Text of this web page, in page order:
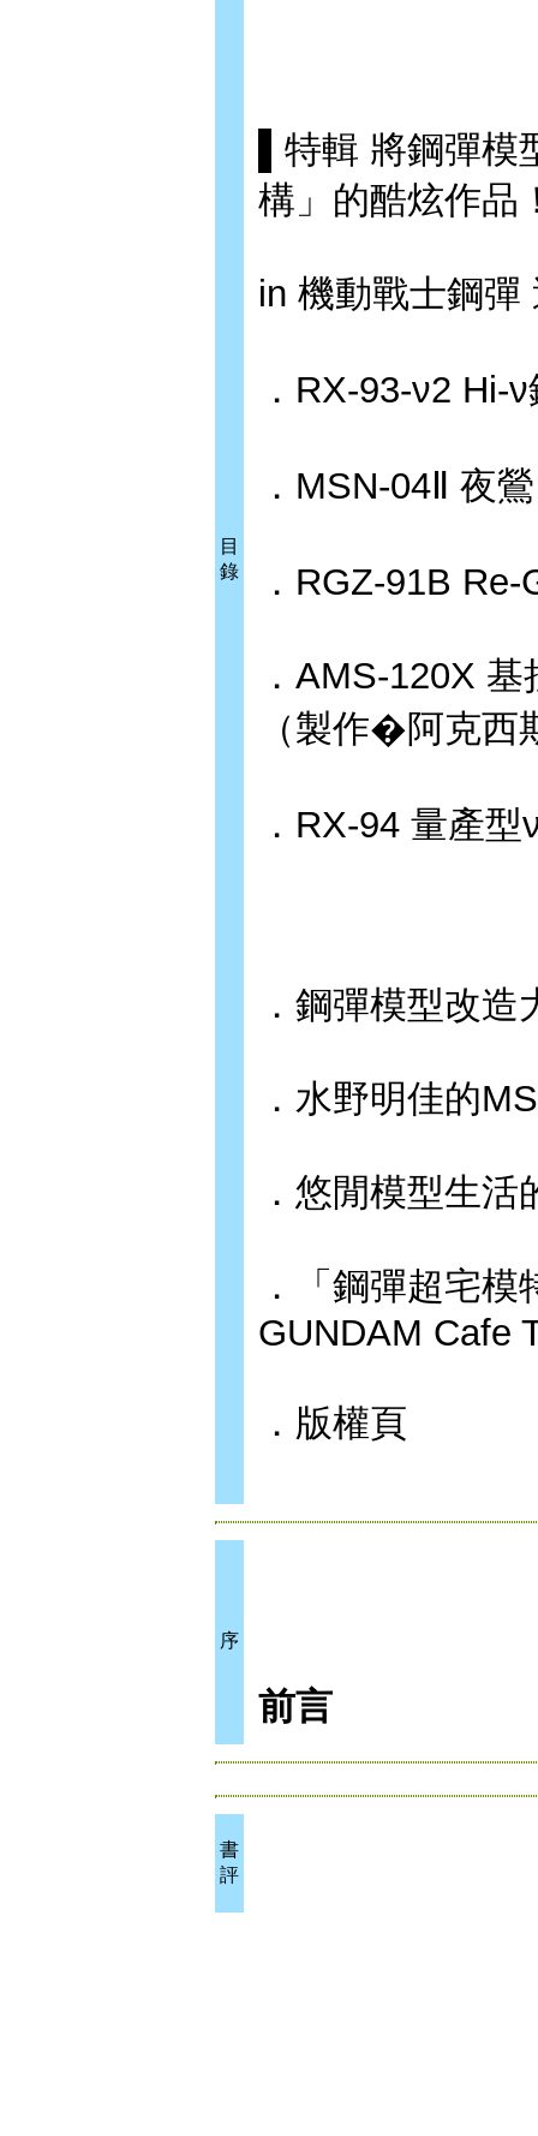
目
錄
▌特輯 將鋼彈
構」的酷炫作品
in 機動戰士鋼彈
．RX-93-ν2
．MSN-04Ⅱ 夜
．RGZ-91B
．AMS-120X
（製作�阿克西
．RX-94 量產
．鋼彈模型改
．水野明佳的
．悠閒模型生活
．「鋼彈超宅
GUNDAM Cafe
．版權頁
序
前言
書
評